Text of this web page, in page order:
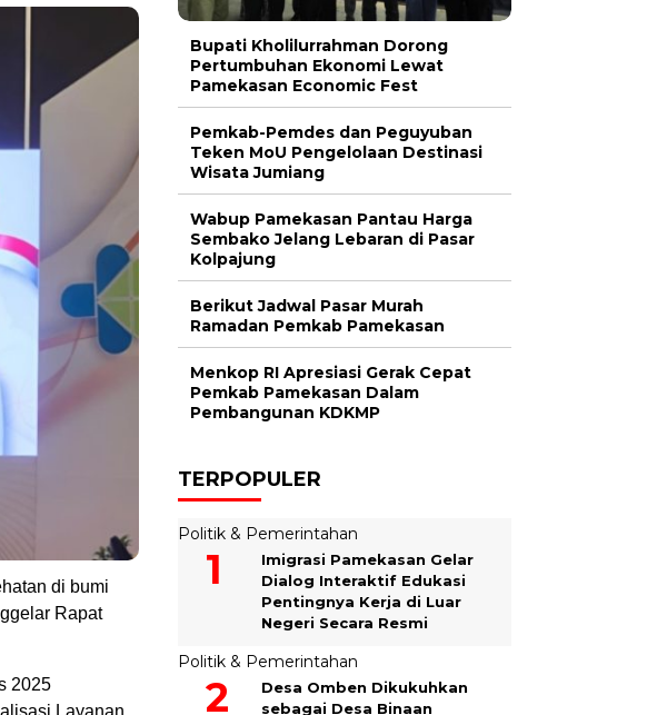
di bumi
Rapat
2025
Bupati Kholilurrahman Dorong
Pertumbuhan Ekonomi Lewat
Pamekasan Economic Fest
Pemkab-Pemdes dan Peguyuban
Teken MoU Pengelolaan Destinasi
Wisata Jumiang
Wabup Pamekasan Pantau Harga
Sembako Jelang Lebaran di Pasar
Kolpajung
Berikut Jadwal Pasar Murah
Ramadan Pemkab Pamekasan
Menkop RI Apresiasi Gerak Cepat
Pemkab Pamekasan Dalam
Pembangunan KDKMP
TERPOPULER
Politik & Pemerintahan
Imigrasi Pamekasan Gelar
Dialog Interaktif Edukasi
Pentingnya Kerja di Luar
Negeri Secara Resmi
Politik & Pemerintahan
Desa Omben Dikukuhkan
sebagai Desa Binaan